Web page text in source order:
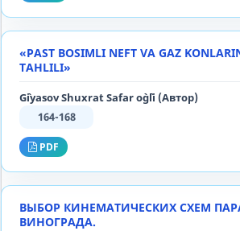
«PAST BOSIMLI NEFT VA GAZ
TAHLILI»
G`iyasov Shuxrat Safar o`g`li (Автор)
164-168
PDF
ВЫБОР КИНЕМАТИЧЕСКИХ СХЕМ
ВИНОГРАДА.